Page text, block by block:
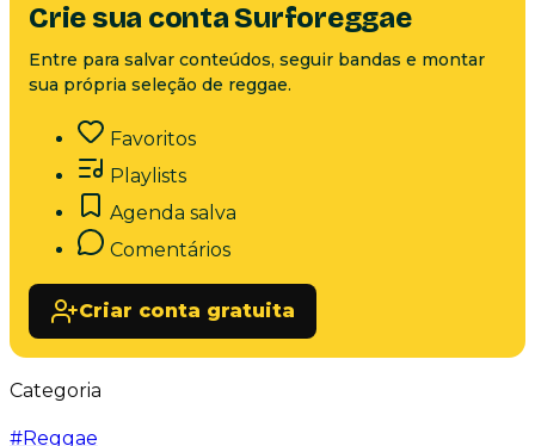
Crie sua conta Surforeggae
Entre para salvar conteúdos, seguir bandas e montar
sua própria seleção de reggae.
Favoritos
Playlists
Agenda salva
Comentários
Criar conta gratuita
Categoria
#Reggae